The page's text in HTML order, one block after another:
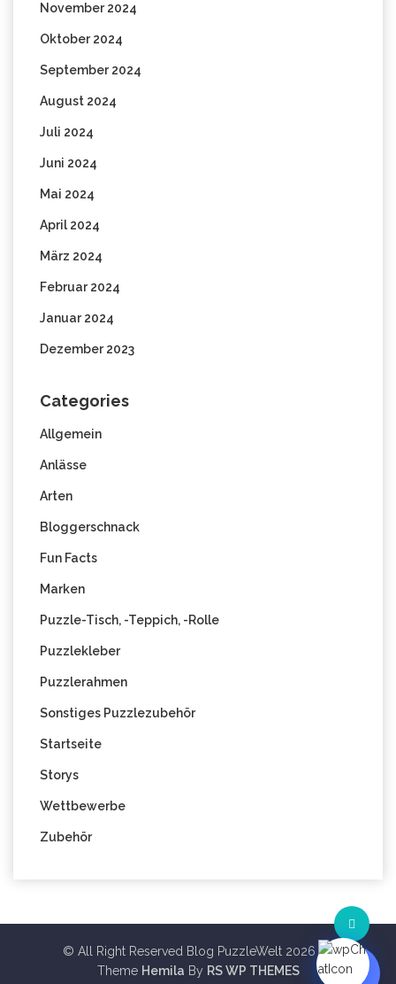
November 2024
Oktober 2024
September 2024
August 2024
Juli 2024
Juni 2024
Mai 2024
April 2024
März 2024
Februar 2024
Januar 2024
Dezember 2023
Categories
Allgemein
Anlässe
Arten
Bloggerschnack
Fun Facts
Marken
Puzzle-Tisch, -Teppich, -Rolle
Puzzlekleber
Puzzlerahmen
Sonstiges Puzzlezubehör
Startseite
Storys
Wettbewerbe
Zubehör
© All Right Reserved Blog PuzzleWelt 2026
Theme Hemila By RS WP THEMES